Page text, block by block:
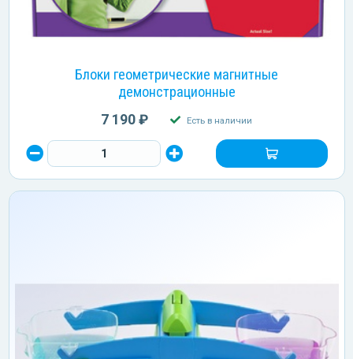
Блоки геометрические магнитные
демонстрационные
7 190 ₽ Есть в наличии